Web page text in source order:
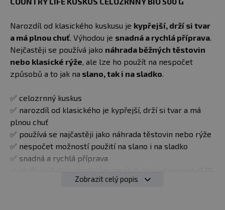
Narozdíl od klasického kuskusu je kypřejší, drží si tvar
a má plnou chuť. Výhodou je snadná a rychlá příprava.
Nejčastěji se používá jako náhrada běžných těstovin
nebo klasické rýže, ale lze ho použít na nespočet
způsobů a to jak na slano, tak i na sladko.
✅ celozrnný kuskus
✅ narozdíl od klasického je kypřejší, drží si tvar a má
plnou chuť
✅ používá se najčastěji jako náhrada těstovin nebo rýže
✅ nespočet možností použití na slano i na sladko
✅ snadná a rychlá příprava
minut odstát, mezitím je vhodné párkrát vidličkou
Zobrazit celý popis